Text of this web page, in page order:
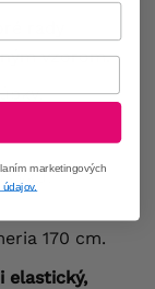
rady
vzorom.
170 cm.
elastický,
marketingových